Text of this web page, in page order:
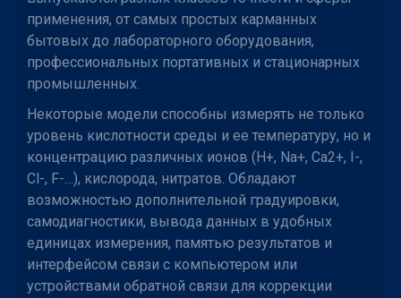
применения, от самых простых карманных
бытовых до лабораторного оборудования,
профессиональных портативных и стационарных
промышленных.
Некоторые модели способны измерять не только
уровень кислотности среды и ее температуру, но и
концентрацию различных ионов (Н+, Na+, Ca2+, I-,
Cl-, F-…), кислорода, нитратов. Обладают
возможностью дополнительной градуировки,
самодиагностики, вывода данных в удобных
единицах измерения, памятью результатов и
интерфейсом связи с компьютером или
устройствами обратной связи для коррекции